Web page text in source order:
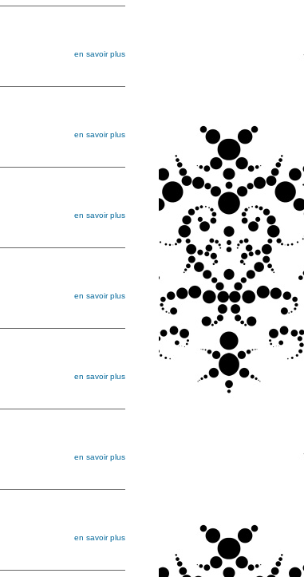
en savoir plus
en savoir plus
en savoir plus
en savoir plus
en savoir plus
en savoir plus
en savoir plus